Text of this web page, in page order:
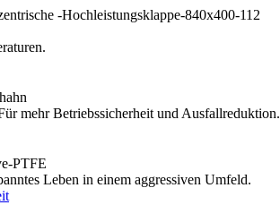
mehr Betriebssicherheit und Ausfallreduktion.
Leben in einem aggressiven Umfeld.